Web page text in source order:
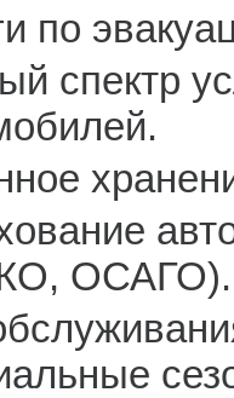
по
спектр
ОСАГО).